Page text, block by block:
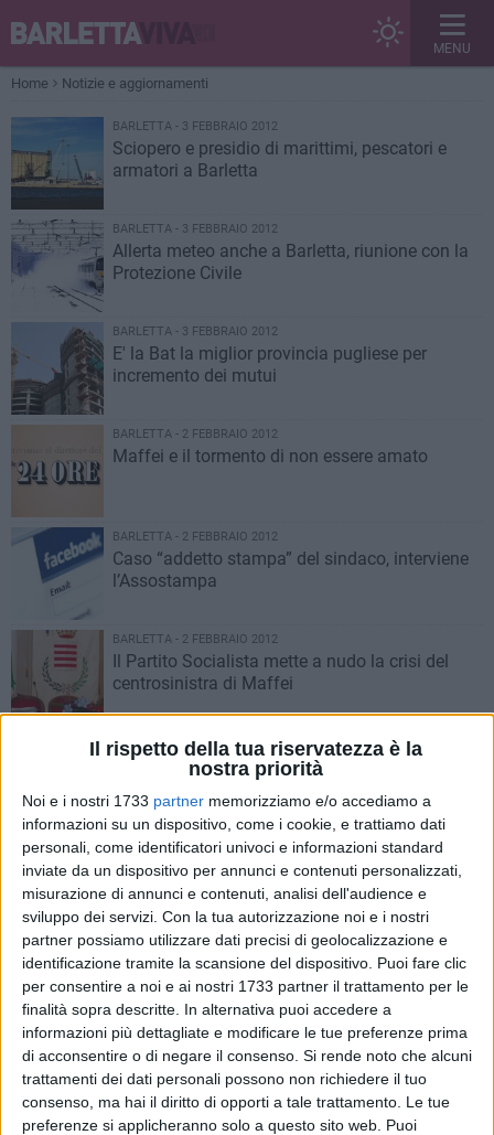
Il rispetto della tua riservatezza è la
nostra priorità
Noi e i nostri 1733 partner memorizziamo e/o accediamo a
informazioni su un dispositivo, come i cookie, e trattiamo dati
personali, come identificatori univoci e informazioni standard
inviate da un dispositivo per annunci e contenuti personalizzati,
misurazione di annunci e contenuti, analisi dell'audience e
sviluppo dei servizi. Con la tua autorizzazione noi e i nostri
partner possiamo utilizzare dati precisi di geolocalizzazione e
identificazione tramite la scansione del dispositivo. Puoi fare clic
per consentire a noi e ai nostri 1733 partner il trattamento per le
finalità sopra descritte. In alternativa puoi accedere a
informazioni più dettagliate e modificare le tue preferenze prima
di acconsentire o di negare il consenso. Si rende noto che alcuni
trattamenti dei dati personali possono non richiedere il tuo
consenso, ma hai il diritto di opporti a tale trattamento. Le tue
preferenze si applicheranno solo a questo sito web. Puoi
MENU
Home Notizie e aggiornamenti
BARLETTA - 3 FEBBRAIO 2012
Sciopero e presidio di marittimi, pescatori e
armatori a Barletta
BARLETTA - 3 FEBBRAIO 2012
Allerta meteo anche a Barletta, riunione con la
Protezione Civile
BARLETTA - 3 FEBBRAIO 2012
E' la Bat la miglior provincia pugliese per
incremento dei mutui
BARLETTA - 2 FEBBRAIO 2012
Maffei e il tormento di non essere amato
BARLETTA - 2 FEBBRAIO 2012
Caso “addetto stampa” del sindaco, interviene
l’Assostampa
BARLETTA - 2 FEBBRAIO 2012
Il Partito Socialista mette a nudo la crisi del
centrosinistra di Maffei
BARLETTA - 2 FEBBRAIO 2012
«La cementeria brucia monnezza e i barlettani
BARLETTA - 2 FEBBRAIO 2012
«Università privata nella Bat. Perché non
investire in Reddito di Formazione?»
BARLETTA - 2 FEBBRAIO 2012
Nuova attenzione per Piazza Marina e i
giardini "De Nittis"
BARLETTA - 1 FEBBRAIO 2012
Maffei cambia status su Facebook, e ci costa
30000 euro